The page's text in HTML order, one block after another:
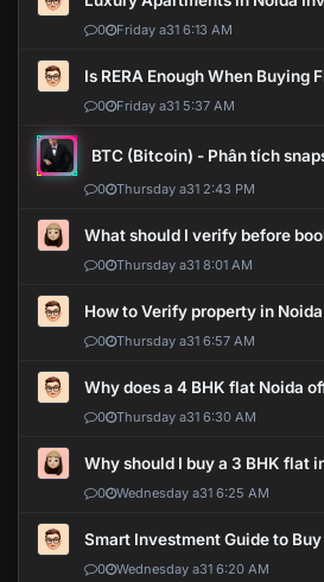
0 Friday a31 6:13 AM
Is RERA Enough When Buying
0 Friday a31 5:37 AM
BTC (Bitcoin) - Phân tích
0 Thursday a31 2:43 PM
What should I verify before
0 Thursday a31 8:01 AM
How to Verify property in
0 Thursday a31 6:57 AM
Why does a 4 BHK flat Noida
0 Thursday a31 6:30 AM
Why should I buy a 3 BHK flat
0 Wednesday a31 6:25 AM
Smart Investment Guide to
0 Wednesday a31 6:20 AM